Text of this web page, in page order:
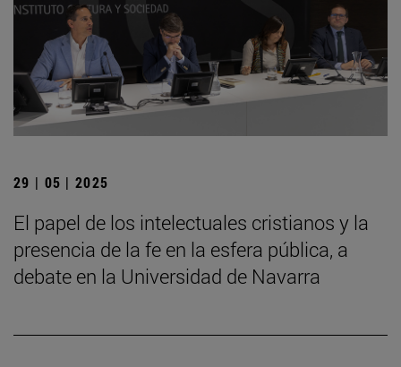
29 | 05 | 2025
El papel de los intelectuales cristianos y la
presencia de la fe en la esfera pública, a
debate en la Universidad de Navarra